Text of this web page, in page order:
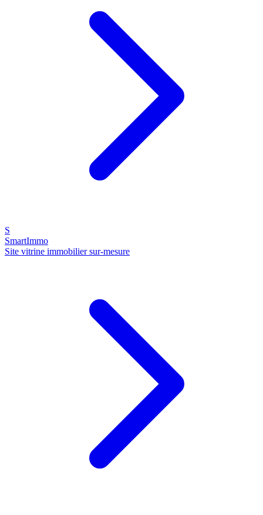
S
SmartImmo
Site vitrine immobilier sur-mesure